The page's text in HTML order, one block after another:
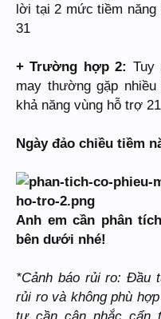
lời tại 2 mức tiềm năng
31
+ Trường hợp 2: Tuy
may thường gặp
khả năng vùng hỗ trợ
Ngày đảo chiều tiềm
Anh em cần phân
bên dưới nhé!
*Cảnh báo rủi ro: Đầu
rủi ro và không phù
tư cần cân nhắc cẩn